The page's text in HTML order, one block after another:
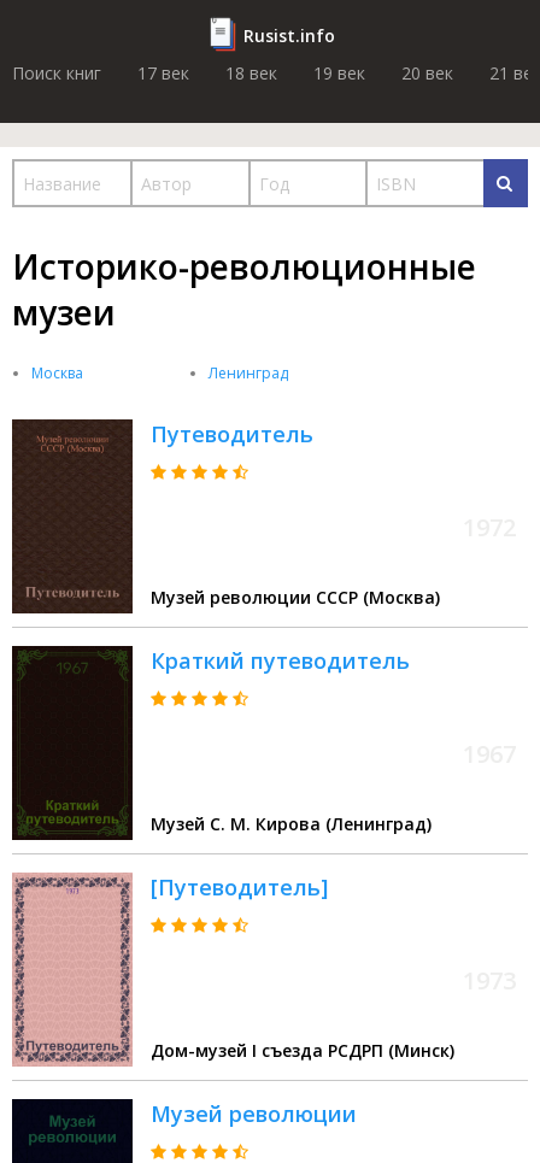
Rusist.info
Поиск книг
17 век 18 век 19 век 20 век 21 век
Историко-революционные
музеи
Москва Ленинград
Путеводитель
Музей революции СССР (Москва)
Краткий путеводитель
Музей С. М. Кирова (Ленинград)
[Путеводитель]
Дом-музей I съезда РСДРП (Минск)
Музей революции